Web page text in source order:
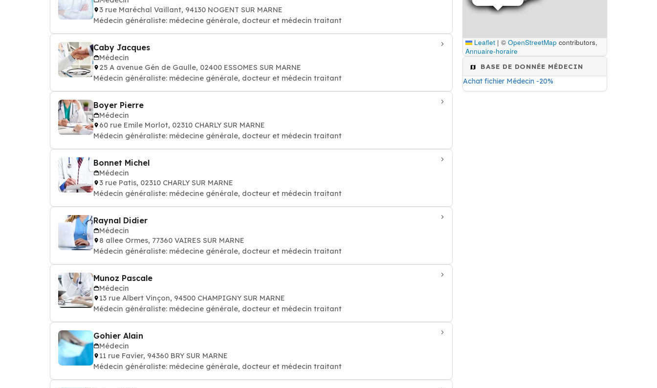
3 rue Maréchal Vaillant, 94130 NOGENT SUR MARNE
Médecin généraliste: médecine générale, docteur et médecin traitant
Caby Jacques
Médecin
25 A avenue Gén de Gaulle, 02400 ESSOMES SUR MARNE
Médecin généraliste: médecine générale, docteur et médecin traitant
Boyer Pierre
Médecin
60 rue Emile Morlot, 02310 CHARLY SUR MARNE
Médecin généraliste: médecine générale, docteur et médecin traitant
Bonnet Michel
Médecin
3 rue Patis, 02310 CHARLY SUR MARNE
Médecin généraliste: médecine générale, docteur et médecin traitant
Raynal Didier
Médecin
8 allee Ormes, 77360 VAIRES SUR MARNE
Médecin généraliste: médecine générale, docteur et médecin traitant
Munoz Pascale
Médecin
13 rue Albert Vinçon, 94500 CHAMPIGNY SUR MARNE
Médecin généraliste: médecine générale, docteur et médecin traitant
Gohier Alain
Médecin
11 rue Favier, 94360 BRY SUR MARNE
Médecin généraliste: médecine générale, docteur et médecin traitant
Leaflet | © OpenStreetMap contributors,
Annuaire-horaire
BASE DE DONNÉE MÉDECIN
Achat fichier Médecin -20%